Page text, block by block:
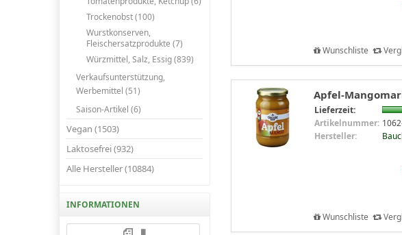
Trockenobst (100)
Wurstkonserven,
Fleischersatzprodukte (7)
Würzmittel, Salz, Essig (839)
Verkaufsunterstützung,
Werbemittel (51)
Saison-Artikel (6)
Vegan (1503)
Laktosefrei (932)
Alle Hersteller (10884)
INFORMATIONEN
Wunschliste
Apfel-
Lieferzeit:
Artikelnummer:
Hersteller:
Wunschliste